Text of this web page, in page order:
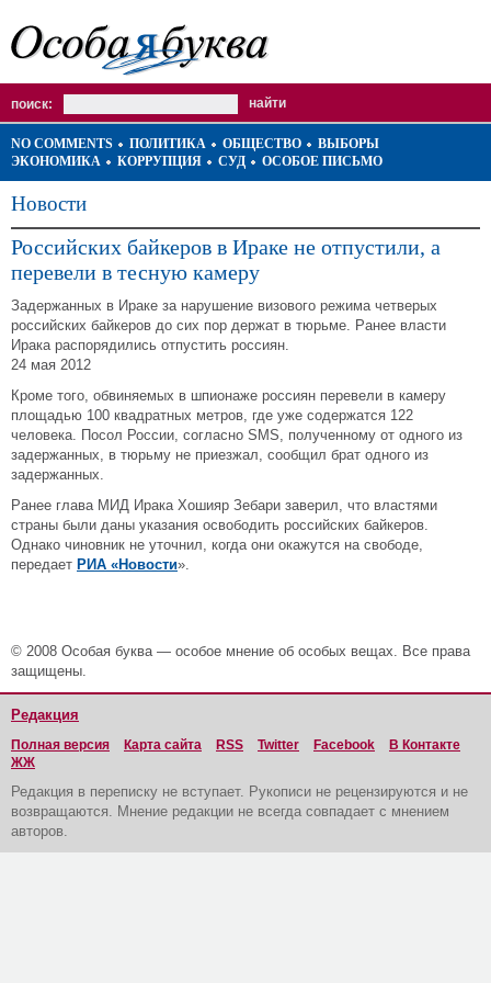
поиск:
NO COMMENTS ПОЛИТИКА ОБЩЕСТВО
ВЫБОРЫ
ЭКОНОМИКА
КОРРУПЦИЯ СУД ОСОБОЕ ПИСЬМО
Новости
Российских байкеров в Ираке не отпустили, а
перевели в тесную камеру
Задержанных в Ираке за нарушение визового режима четверых
российских байкеров до сих пор держат в тюрьме. Ранее власти
Ирака распорядились отпустить россиян.
24 мая 2012
Кроме того, обвиняемых в шпионаже россиян перевели в камеру
площадью 100 квадратных метров, где уже содержатся 122
человека. Посол России, согласно SMS, полученному от одного из
задержанных, в тюрьму не приезжал, сообщил брат одного из
задержанных.
Ранее глава МИД Ирака Хошияр Зебари заверил, что властями
страны были даны указания освободить российских байкеров.
Однако чиновник не уточнил, когда они окажутся на свободе,
передает РИА «Новости».
© 2008 Особая буква — особое мнение об особых вещах. Все права
защищены.
Редакция
Полная версия Карта сайта RSS Twitter Facebook
В Контакте
ЖЖ
Редакция в переписку не вступает. Рукописи не рецензируются и не
возвращаются. Мнение редакции не всегда совпадает с мнением
авторов.